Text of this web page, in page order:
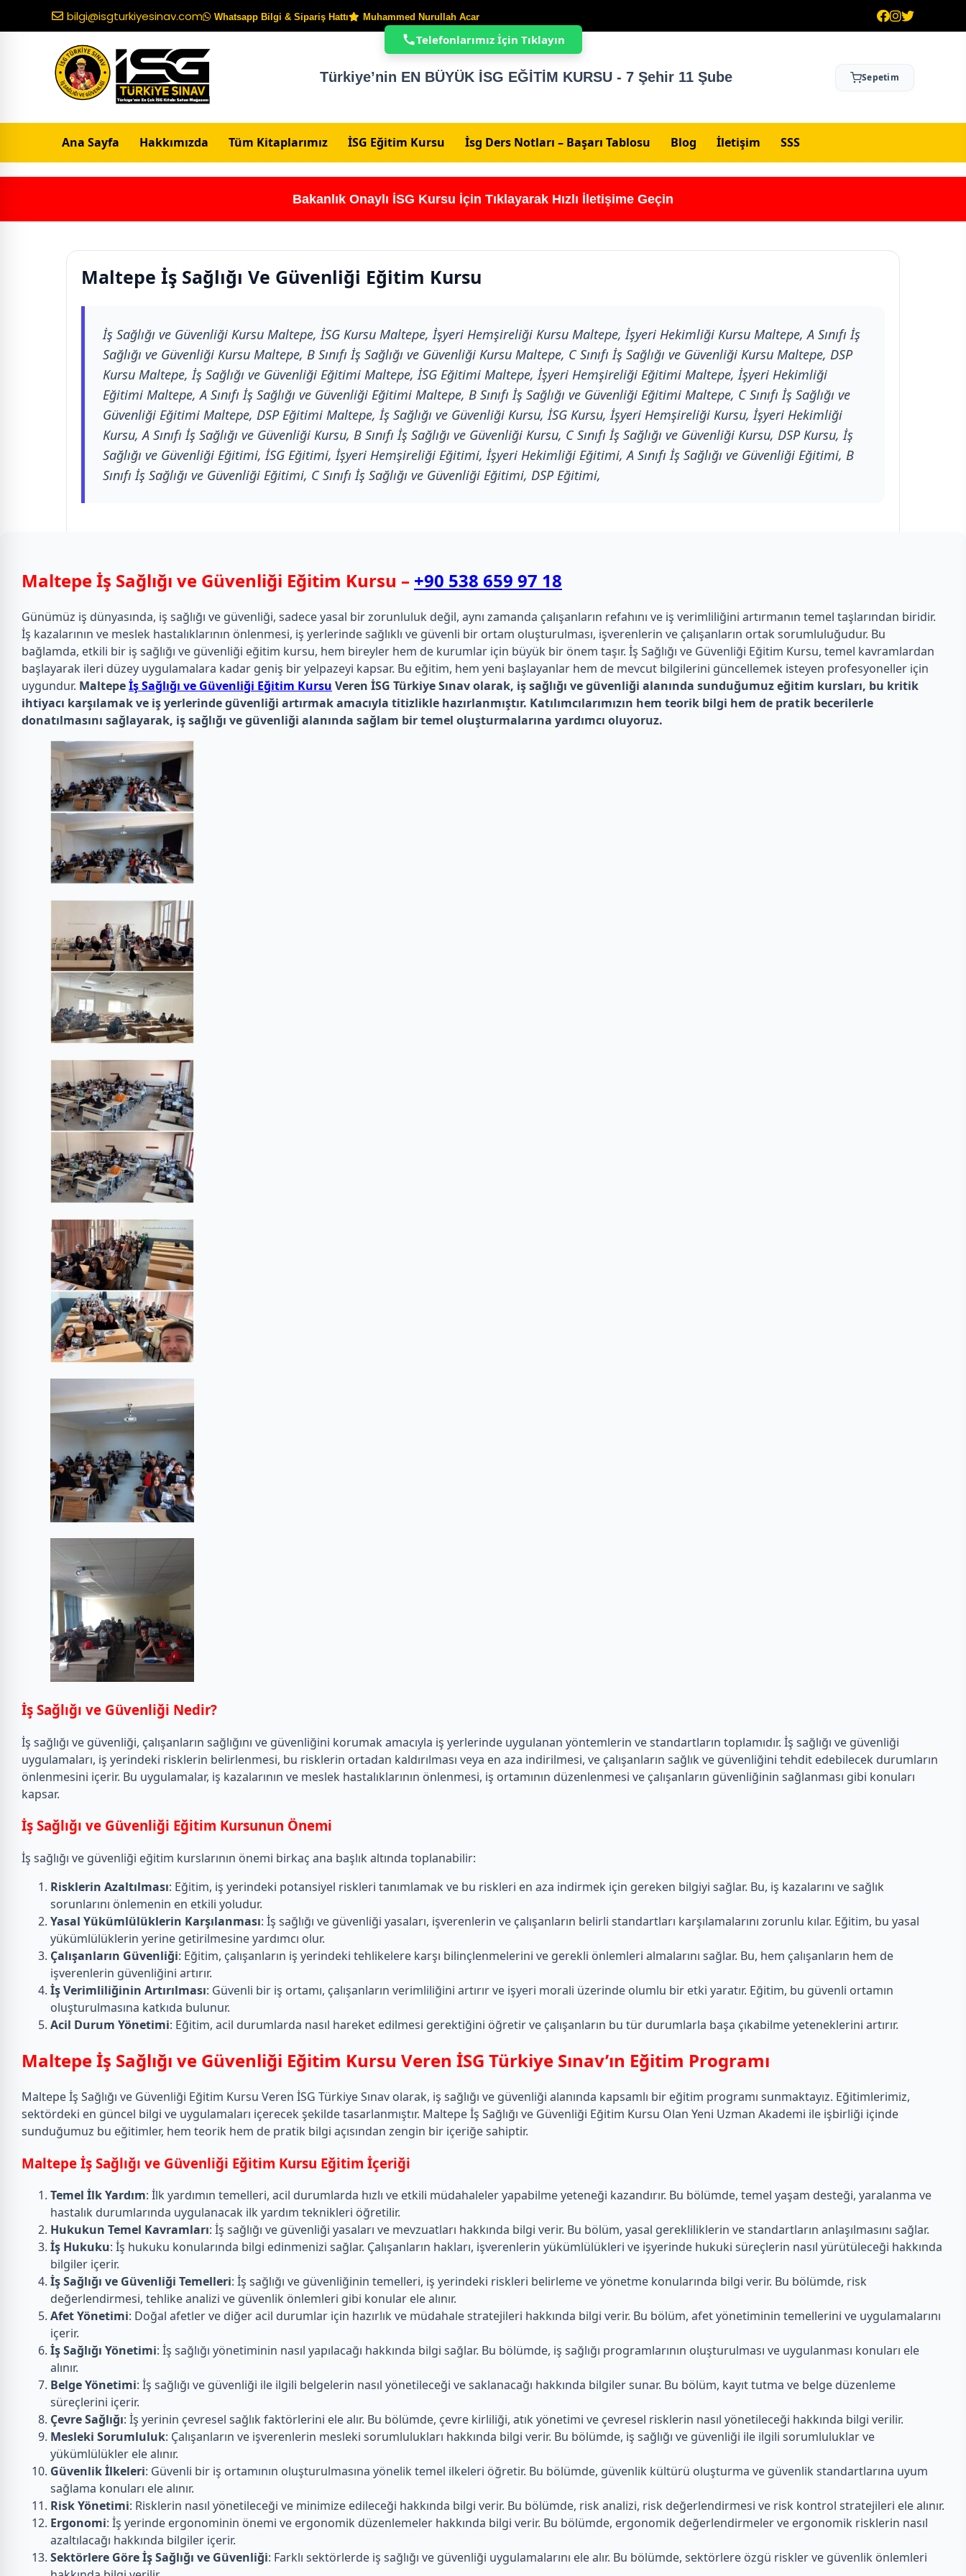
bilgi@isgturkiyesinav.com Whatsapp Bilgi & Sipariş Hattı Muhammed Nurullah Acar
Türkiye’nin EN BÜYÜK İSG EĞİTİM KURSU - 7 Şehir 11 Şube Sepetim
Ana Sayfa Hakkımızda Tüm Kitaplarımız İSG Eğitim Kursu İsg Ders Notları – Başarı Tablosu Blog İletişim SSS
Bakanlık Onaylı İSG Kursu İçin Tıklayarak Hızlı İletişime Geçin
Maltepe İş Sağlığı Ve Güvenliği Eğitim Kursu
İş Sağlığı ve Güvenliği Kursu Maltepe, İSG Kursu Maltepe, İşyeri Hemşireliği Kursu Maltepe, İşyeri Hekimliği Kursu Maltepe, A Sınıfı İş
Sağlığı ve Güvenliği Kursu Maltepe, B Sınıfı İş Sağlığı ve Güvenliği Kursu Maltepe, C Sınıfı İş Sağlığı ve Güvenliği Kursu Maltepe, DSP
Kursu Maltepe, İş Sağlığı ve Güvenliği Eğitimi Maltepe, İSG Eğitimi Maltepe, İşyeri Hemşireliği Eğitimi Maltepe, İşyeri Hekimliği
Eğitimi Maltepe, A Sınıfı İş Sağlığı ve Güvenliği Eğitimi Maltepe, B Sınıfı İş Sağlığı ve Güvenliği Eğitimi Maltepe, C Sınıfı İş Sağlığı ve
Güvenliği Eğitimi Maltepe, DSP Eğitimi Maltepe, İş Sağlığı ve Güvenliği Kursu, İSG Kursu, İşyeri Hemşireliği Kursu, İşyeri Hekimliği
Kursu, A Sınıfı İş Sağlığı ve Güvenliği Kursu, B Sınıfı İş Sağlığı ve Güvenliği Kursu, C Sınıfı İş Sağlığı ve Güvenliği Kursu, DSP Kursu, İş
Sağlığı ve Güvenliği Eğitimi, İSG Eğitimi, İşyeri Hemşireliği Eğitimi, İşyeri Hekimliği Eğitimi, A Sınıfı İş Sağlığı ve Güvenliği Eğitimi, B
Sınıfı İş Sağlığı ve Güvenliği Eğitimi, C Sınıfı İş Sağlığı ve Güvenliği Eğitimi, DSP Eğitimi,
Maltepe İş Sağlığı ve Güvenliği Eğitim Kursu – +90 538 659 97 18
Günümüz iş dünyasında, iş sağlığı ve güvenliği, sadece yasal bir zorunluluk değil, aynı zamanda çalışanların refahını ve iş verimliliğini artırmanın temel taşlarından biridir.
İş kazalarının ve meslek hastalıklarının önlenmesi, iş yerlerinde sağlıklı ve güvenli bir ortam oluşturulması, işverenlerin ve çalışanların ortak sorumluluğudur. Bu
bağlamda, etkili bir iş sağlığı ve güvenliği eğitim kursu, hem bireyler hem de kurumlar için büyük bir önem taşır. İş Sağlığı ve Güvenliği Eğitim Kursu, temel kavramlardan
başlayarak ileri düzey uygulamalara kadar geniş bir yelpazeyi kapsar. Bu eğitim, hem yeni başlayanlar hem de mevcut bilgilerini güncellemek isteyen profesyoneller için
uygundur. Maltepeİş Sağlığı ve Güvenliği Eğitim Kursu Veren İSG Türkiye Sınav olarak, iş sağlığı ve güvenliği alanında sunduğumuz eğitim kursları, bu kritik
ihtiyacı karşılamak ve iş yerlerinde güvenliği artırmak amacıyla titizlikle hazırlanmıştır. Katılımcılarımızın hem teorik bilgi hem de pratik becerilerle
donatılmasını sağlayarak, iş sağlığı ve güvenliği alanında sağlam bir temel oluşturmalarına yardımcı oluyoruz.
İş Sağlığı ve Güvenliği Nedir?
İş sağlığı ve güvenliği, çalışanların sağlığını ve güvenliğini korumak amacıyla iş yerlerinde uygulanan yöntemlerin ve standartların toplamıdır. İş sağlığı ve güvenliği
uygulamaları, iş yerindeki risklerin belirlenmesi, bu risklerin ortadan kaldırılması veya en aza indirilmesi, ve çalışanların sağlık ve güvenliğini tehdit edebilecek durumların
önlenmesini içerir. Bu uygulamalar, iş kazalarının ve meslek hastalıklarının önlenmesi, iş ortamının düzenlenmesi ve çalışanların güvenliğinin sağlanması gibi konuları
kapsar.
İş Sağlığı ve Güvenliği Eğitim Kursunun Önemi
İş sağlığı ve güvenliği eğitim kurslarının önemi birkaç ana başlık altında toplanabilir:
Risklerin Azaltılması: Eğitim, iş yerindeki potansiyel riskleri tanımlamak ve bu riskleri en aza indirmek için gereken bilgiyi sağlar. Bu, iş kazalarını ve sağlık
sorunlarını önlemenin en etkili yoludur.
Yasal Yükümlülüklerin Karşılanması: İş sağlığı ve güvenliği yasaları, işverenlerin ve çalışanların belirli standartları karşılamalarını zorunlu kılar. Eğitim, bu yasal
yükümlülüklerin yerine getirilmesine yardımcı olur.
Çalışanların Güvenliği: Eğitim, çalışanların iş yerindeki tehlikelere karşı bilinçlenmelerini ve gerekli önlemleri almalarını sağlar. Bu, hem çalışanların hem de
işverenlerin güvenliğini artırır.
İş Verimliliğinin Artırılması: Güvenli bir iş ortamı, çalışanların verimliliğini artırır ve işyeri morali üzerinde olumlu bir etki yaratır. Eğitim, bu güvenli ortamın
oluşturulmasına katkıda bulunur.
Acil Durum Yönetimi: Eğitim, acil durumlarda nasıl hareket edilmesi gerektiğini öğretir ve çalışanların bu tür durumlarla başa çıkabilme yeteneklerini artırır.
Maltepe İş Sağlığı ve Güvenliği Eğitim Kursu Veren İSG Türkiye Sınav’ın Eğitim Programı
Maltepe İş Sağlığı ve Güvenliği Eğitim Kursu Veren İSG Türkiye Sınav olarak, iş sağlığı ve güvenliği alanında kapsamlı bir eğitim programı sunmaktayız. Eğitimlerimiz,
sektördeki en güncel bilgi ve uygulamaları içerecek şekilde tasarlanmıştır. Maltepe İş Sağlığı ve Güvenliği Eğitim Kursu Olan Yeni Uzman Akademi ile işbirliği içinde
sunduğumuz bu eğitimler, hem teorik hem de pratik bilgi açısından zengin bir içeriğe sahiptir.
Maltepe İş Sağlığı ve Güvenliği Eğitim Kursu Eğitim İçeriği
Temel İlk Yardım: İlk yardımın temelleri, acil durumlarda hızlı ve etkili müdahaleler yapabilme yeteneği kazandırır. Bu bölümde, temel yaşam desteği, yaralanma ve
hastalık durumlarında uygulanacak ilk yardım teknikleri öğretilir.
Hukukun Temel Kavramları: İş sağlığı ve güvenliği yasaları ve mevzuatları hakkında bilgi verir. Bu bölüm, yasal gerekliliklerin ve standartların anlaşılmasını sağlar.
İş Hukuku: İş hukuku konularında bilgi edinmenizi sağlar. Çalışanların hakları, işverenlerin yükümlülükleri ve işyerinde hukuki süreçlerin nasıl yürütüleceği hakkında
bilgiler içerir.
İş Sağlığı ve Güvenliği Temelleri: İş sağlığı ve güvenliğinin temelleri, iş yerindeki riskleri belirleme ve yönetme konularında bilgi verir. Bu bölümde, risk
değerlendirmesi, tehlike analizi ve güvenlik önlemleri gibi konular ele alınır.
Afet Yönetimi: Doğal afetler ve diğer acil durumlar için hazırlık ve müdahale stratejileri hakkında bilgi verir. Bu bölüm, afet yönetiminin temellerini ve uygulamalarını
içerir.
İş Sağlığı Yönetimi: İş sağlığı yönetiminin nasıl yapılacağı hakkında bilgi sağlar. Bu bölümde, iş sağlığı programlarının oluşturulması ve uygulanması konuları ele
alınır.
Belge Yönetimi: İş sağlığı ve güvenliği ile ilgili belgelerin nasıl yönetileceği ve saklanacağı hakkında bilgiler sunar. Bu bölüm, kayıt tutma ve belge düzenleme
süreçlerini içerir.
Çevre Sağlığı: İş yerinin çevresel sağlık faktörlerini ele alır. Bu bölümde, çevre kirliliği, atık yönetimi ve çevresel risklerin nasıl yönetileceği hakkında bilgi verilir.
Mesleki Sorumluluk: Çalışanların ve işverenlerin mesleki sorumlulukları hakkında bilgi verir. Bu bölümde, iş sağlığı ve güvenliği ile ilgili sorumluluklar ve
yükümlülükler ele alınır.
Güvenlik İlkeleri: Güvenli bir iş ortamının oluşturulmasına yönelik temel ilkeleri öğretir. Bu bölümde, güvenlik kültürü oluşturma ve güvenlik standartlarına uyum
sağlama konuları ele alınır.
Risk Yönetimi: Risklerin nasıl yönetileceği ve minimize edileceği hakkında bilgi verir. Bu bölümde, risk analizi, risk değerlendirmesi ve risk kontrol stratejileri ele alınır.
Ergonomi: İş yerinde ergonominin önemi ve ergonomik düzenlemeler hakkında bilgi verir. Bu bölümde, ergonomik değerlendirmeler ve ergonomik risklerin nasıl
azaltılacağı hakkında bilgiler içerir.
Sektörlere Göre İş Sağlığı ve Güvenliği: Farklı sektörlerde iş sağlığı ve güvenliği uygulamalarını ele alır. Bu bölümde, sektörlere özgü riskler ve güvenlik önlemleri
Telefonlarımız İçin Tıklayın